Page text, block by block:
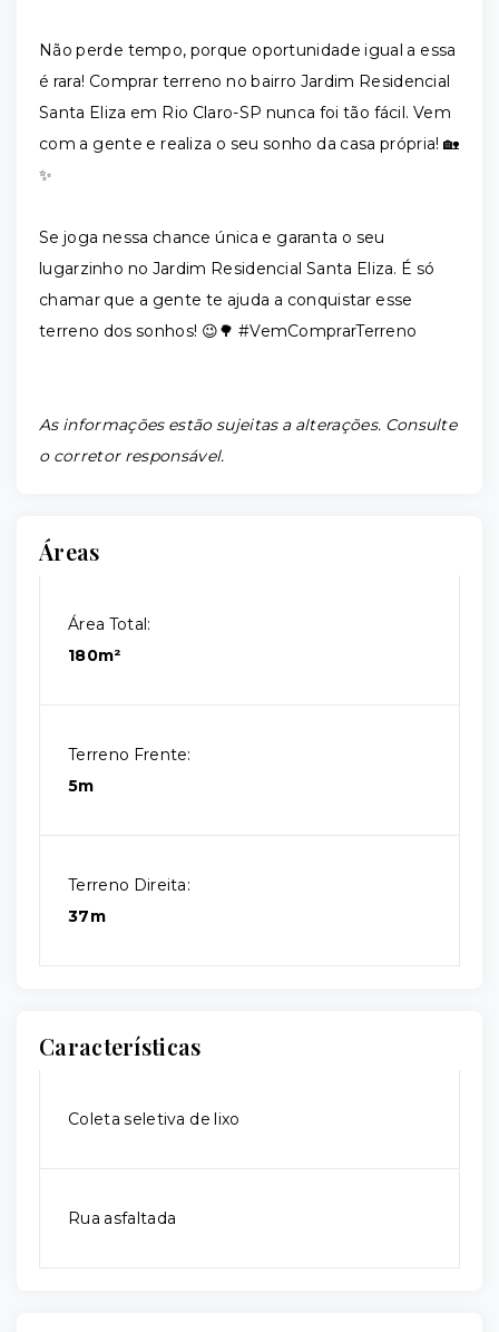
Não perde tempo, porque oportunidade igual a essa
é rara! Comprar terreno no bairro Jardim Residencial
Santa Eliza em Rio Claro-SP nunca foi tão fácil. Vem
com a gente e realiza o seu sonho da casa própria! 🏡
✨
Se joga nessa chance única e garanta o seu
lugarzinho no Jardim Residencial Santa Eliza. É só
chamar que a gente te ajuda a conquistar esse
terreno dos sonhos! 😉🌳 #VemComprarTerreno
As informações estão sujeitas a alterações. Consulte
o corretor responsável.
Áreas
Área Total:
180m²
Terreno Frente:
5m
Terreno Direita:
37m
Características
Coleta seletiva de lixo
Rua asfaltada